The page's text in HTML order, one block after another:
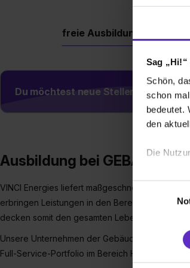
Sag
Schön,
schon
bedeutet.
den
Die
Wir
Partner
freie Ausbildungsplätze
Du möchtest neue Stellen
Ausbildung bei
VINCI Energies liefert maßgeschneiderte
erbringen Leistungen in den Bereichen Design
decken somit den gesamten Lebenszyklus
Unsere Unternehmen der Gebäudetechnik
Full-Service-Portfolio im Bereich Heizungs,